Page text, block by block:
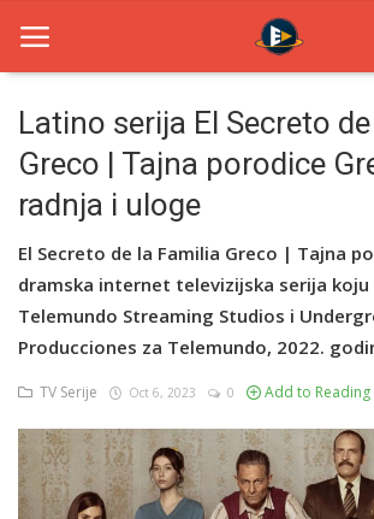
Home
Novosti
TV Serije
Filmovi
Contact
Login
Latino serija El Secreto
Greco | Tajna porodice
radnja i uloge
El Secreto de la Familia Greco | Tajna
dramska internet televizijska serija koju
Telemundo Streaming Studios i
Producciones za Telemundo, 2022.
TV Serije Oct 6, 2023 0 Add to Reading